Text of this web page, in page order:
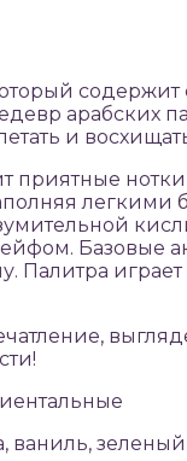
арабских
и
Базовые
Палитра
ваниль, зеленый